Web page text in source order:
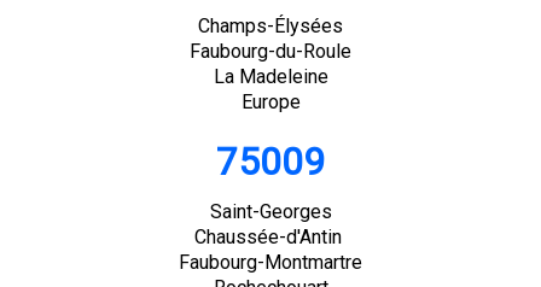
Champs-Élysées
Faubourg-du-Roule
La Madeleine
Europe
75009
Saint-Georges
Chaussée-d'Antin
Faubourg-Montmartre